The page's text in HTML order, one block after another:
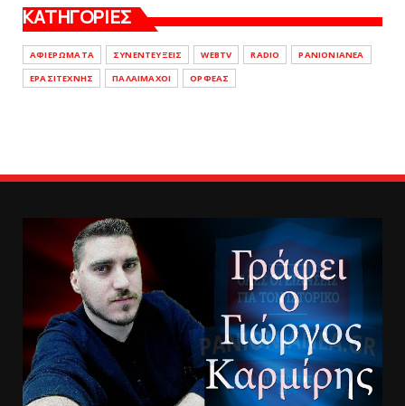
ΚΑΤΗΓΟΡΙΕΣ
ΑΦΙΕΡΩΜΑΤΑ ΣΥΝΕΝΤΕΥΞΕΙΣ WEBTV RADIO
PANIONIANEA
ΕΡΑΣΙΤΕΧΝΗΣ
ΠΑΛΑΙΜΑΧΟΙ ΟΡΦΕΑΣ